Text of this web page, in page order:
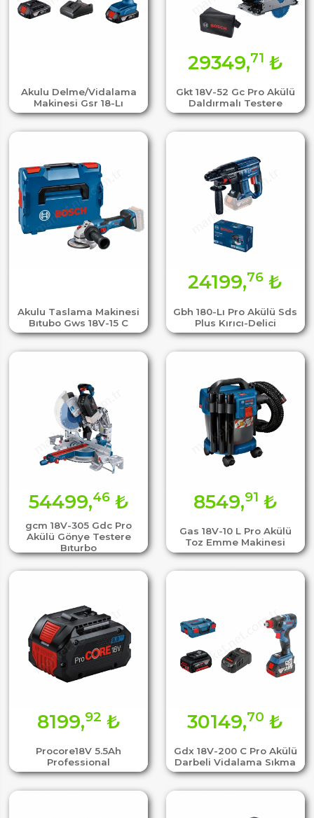
Akulu Delme/Vidalama
Makinesi Gsr 18-Lı
Gkt 18V-52 Gc Pro Akülü
Daldırmalı Testere
29349,71 ₺
Akulu Taslama Makinesi
Bıtubo Gws 18V-15 C
Gbh 180-Lı Pro Akülü Sds
Plus Kırıcı-Delici
24199,76 ₺
gcm 18V-305 Gdc Pro
Akülü Gönye Testere
Bıturbo
54499,46₺
Gas 18V-10 L Pro Akülü
Toz Emme Makinesi
8549,91 ₺
Procore18V 5.5Ah
Professional
8199,92 ₺
Gdx 18V-200 C Pro Akülü
Darbeli Vidalama Sıkma
30149,70 ₺